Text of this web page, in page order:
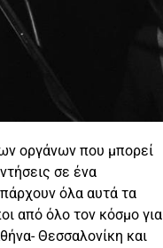
οργάνων που μπορεί
σε ένα
όλα αυτά τα
από όλο τον κόσμο για
Θεσσαλονίκη και